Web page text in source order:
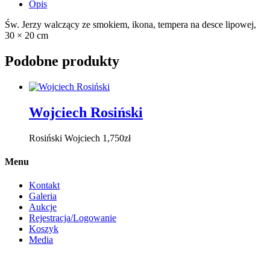
Opis
Św. Jerzy walczący ze smokiem, ikona, tempera na desce lipowej,
30 × 20 cm
Podobne produkty
Wojciech Rosiński
Rosiński Wojciech 1,750zł
Menu
Kontakt
Galeria
Aukcje
Rejestracja/Logowanie
Koszyk
Media